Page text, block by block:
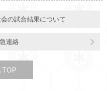
の試合結果について
連絡
TOP